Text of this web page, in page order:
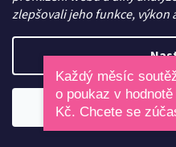
zlepšovali jeho funkce, výkon
Odmítnout
vyplatí
Nejlepší zimní doplňky do
pohodu. Poradíme, co má
dítě i každodenní péči o
19. června 2026
Každý měsíc
o poukaz v hodnotě
Kč. Chcete se